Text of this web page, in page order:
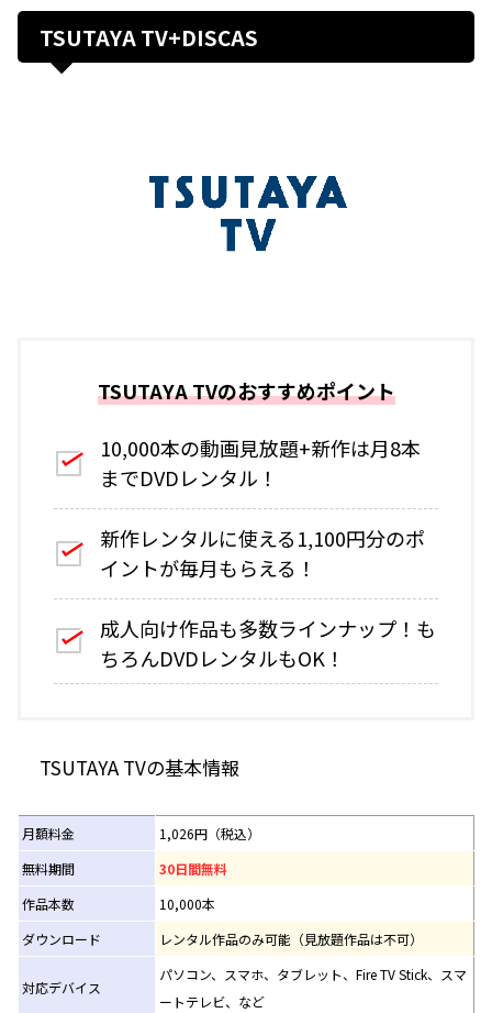
TSUTAYA TV+DISCAS
TSUTAYA TVのおすすめポイント
10,000本の動画見放題+新作は月8本
までDVDレンタル！
新作レンタルに使える1,100円分のポ
イントが毎月もらえる！
成人向け作品も多数ラインナップ！も
ちろんDVDレンタルもOK！
TSUTAYA TVの基本情報
月額料金
1,026円（税込）
無料期間
30日間無料
作品本数
10,000本
ダウンロード
レンタル作品のみ可能（見放題作品は不可）
対応デバイス
パソコン、スマホ、タブレット、Fire TV Stick、スマ
ートテレビ、など